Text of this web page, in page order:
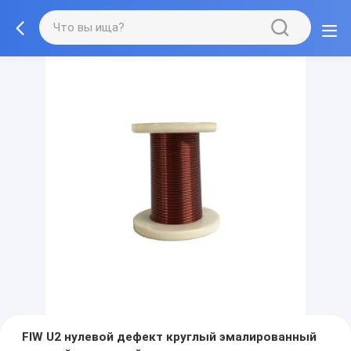
FIW U2 нулевой дефект круглый эмалированный